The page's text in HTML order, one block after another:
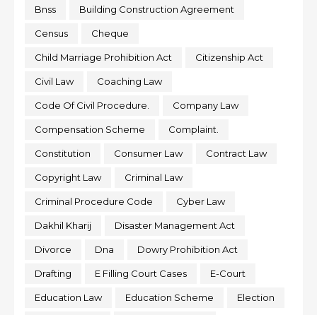
Bnss Building Construction Agreement
Census Cheque
Child Marriage Prohibition Act Citizenship Act
Civil Law Coaching Law
Code Of Civil Procedure. Company Law
Compensation Scheme Complaint.
Constitution Consumer Law Contract Law
Copyright Law Criminal Law
Criminal Procedure Code Cyber Law
Dakhil Kharij Disaster Management Act
Divorce Dna Dowry Prohibition Act
Drafting E Filling Court Cases E-Court
Education Law Education Scheme Election